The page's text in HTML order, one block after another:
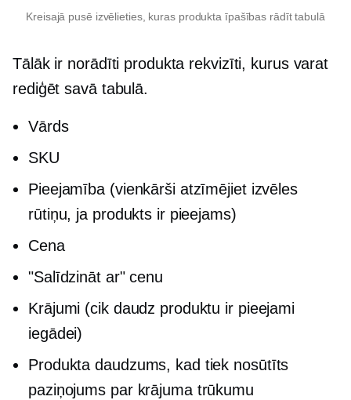
Kreisajā pusē izvēlieties, kuras produkta īpašības rādīt tabulā
Tālāk ir norādīti produkta rekvizīti, kurus varat
rediģēt savā tabulā.
Vārds
SKU
Pieejamība (vienkārši atzīmējiet izvēles
rūtiņu, ja produkts ir pieejams)
Сena
"Salīdzināt ar" cenu
Krājumi (cik daudz produktu ir pieejami
iegādei)
Produkta daudzums, kad tiek nosūtīts
paziņojums par krājuma trūkumu